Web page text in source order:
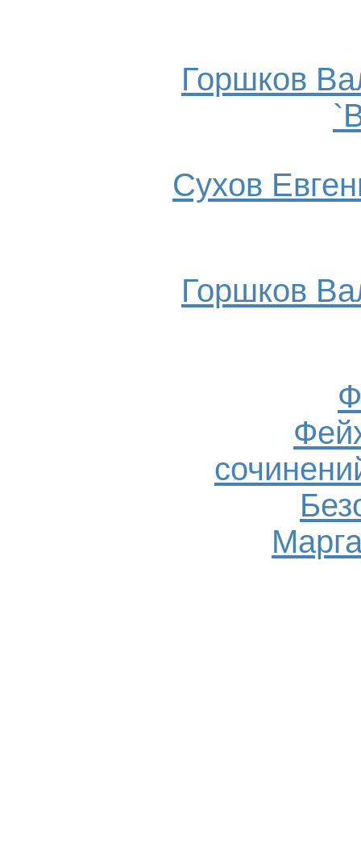
Горшков
Сухов
Горшков